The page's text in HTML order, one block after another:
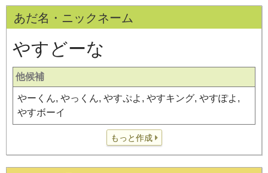
あだ名・ニックネーム
やすどーな
他候補
やーくん, やっくん, やすぷよ, やすキング, やすぽよ,
やすボーイ
もっと作成